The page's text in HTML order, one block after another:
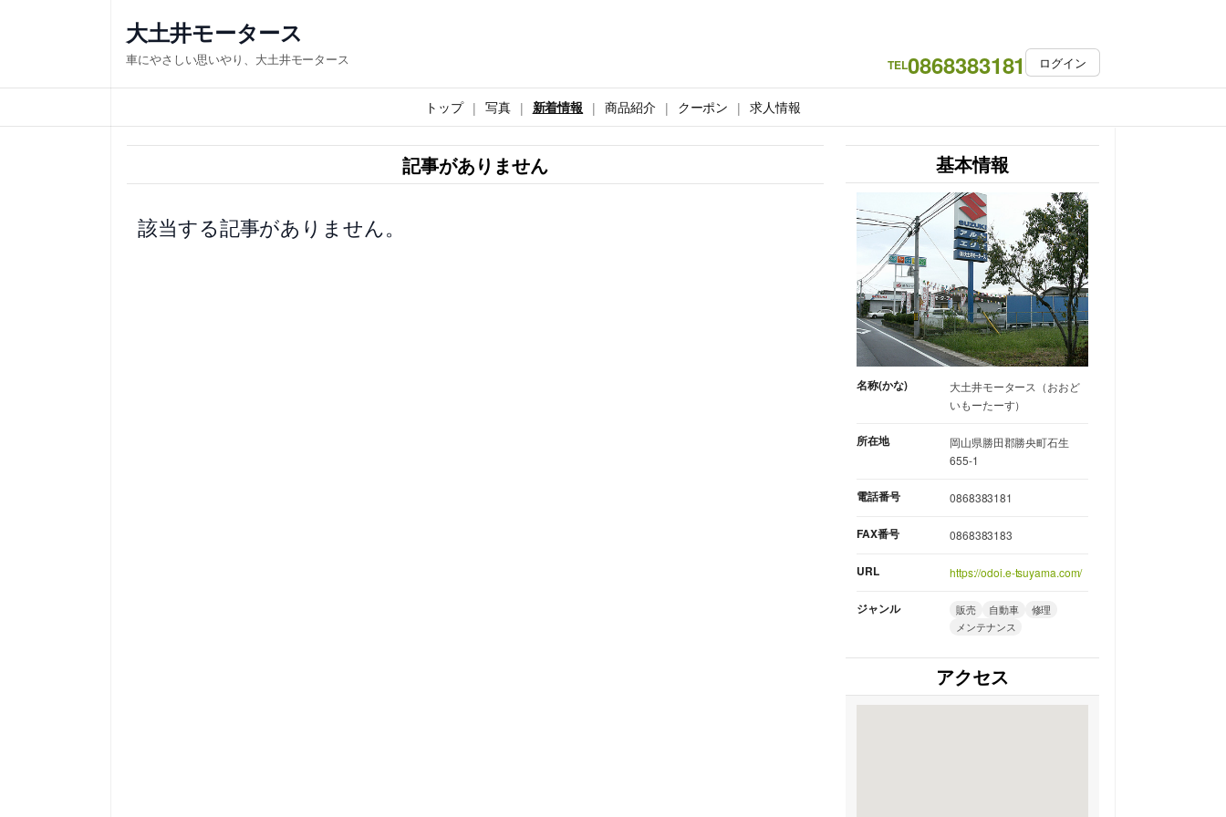
ス
キ
大土井モータース
車にやさしい思いやり、大土井モータース TEL0868383181 ログイン
トップ 写真 新着情報 商品紹介 クーポン 求人情報
記事がありません
該当する記事がありません。
基本情報
名称(かな)
大土井モータース（おおど
いもーたーす）
所在地
岡山県勝田郡勝央町石生
655-1
電話番号 0868383181
FAX番号 0868383183
URL https://odoi.e-tsuyama.com/
ジャンル 販売 自動車
修理
メンテナンス
アクセス